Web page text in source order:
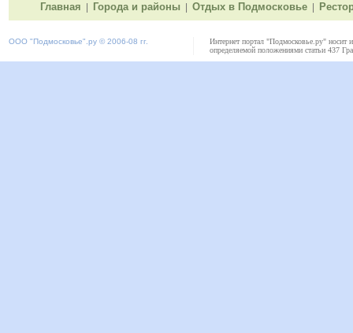
Главная Города и районы Отдых в Подмосковье
ООО "Подмосковье" .ру © 2006-08 гг.
Интернет портал "Подмосковье.ру" носит
определяемой положениями статьи 437